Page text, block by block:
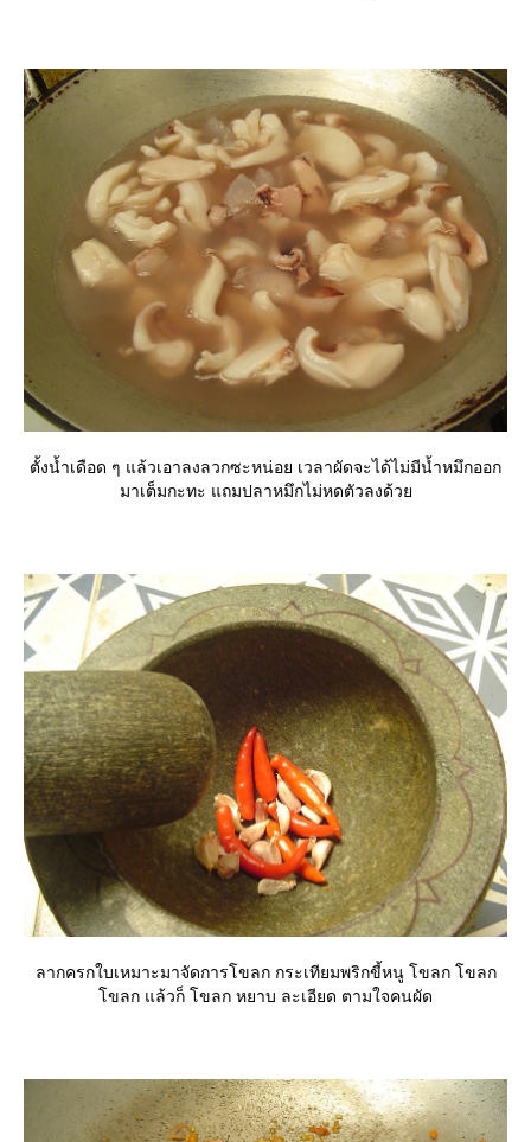
ตั้งน้ำเดือด ๆ แล้วเอาลงลวกซะหน่อย เวลาผัดจะได้ไม่มีน้ำหมึกออก
มาเต็มกะทะ แถมปลาหมึกไม่หดตัวลงด้ว
ลากครกใบเหมาะมาจัดการโขลก กระเทียมพริกขี้หนู โขลก โขลก
ขลก แล้วก็ โขลก หยาบ ละเอียด ตามใจคนผัด